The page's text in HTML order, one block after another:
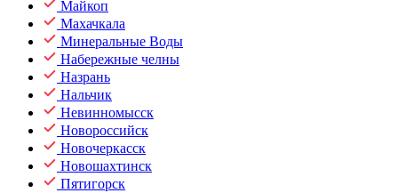
Майкоп
Махачкала
Минеральные Воды
Набережные челны
Назрань
Нальчик
Невинномысск
Новороссийск
Новочеркасск
Новошахтинск
Пятигорск